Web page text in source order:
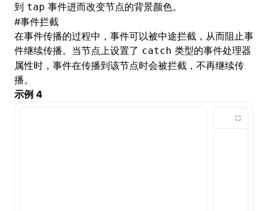
到 tap 事件进而改变节点的背景颜色。
#事件拦截
在事件传播的过程中，事件可以被中途拦截，从而阻止事
件继续传播。当节点上设置了 catch 类型的事件处理器
属性时，事件在传播到该节点时会被拦截，不再继续传
播。
示例 4